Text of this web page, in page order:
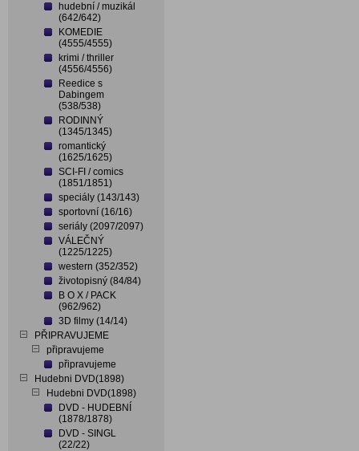
hudební / muzikál
(642/642)
KOMEDIE
(4555/4555)
krimi / thriller
(4556/4556)
Reedice s
Dabingem
(538/538)
RODINNÝ
(1345/1345)
romantický
(1625/1625)
SCI-FI / comics
(1851/1851)
speciály (143/143)
sportovní (16/16)
seriály (2097/2097)
VÁLEČNÝ
(1225/1225)
western (352/352)
životopisný (84/84)
B O X / PACK
(962/962)
3D filmy (14/14)
PŘIPRAVUJEME
připravujeme
připravujeme
Hudebni DVD(1898)
Hudebni DVD(1898)
DVD - HUDEBNÍ
(1878/1878)
DVD - SINGL
(22/22)